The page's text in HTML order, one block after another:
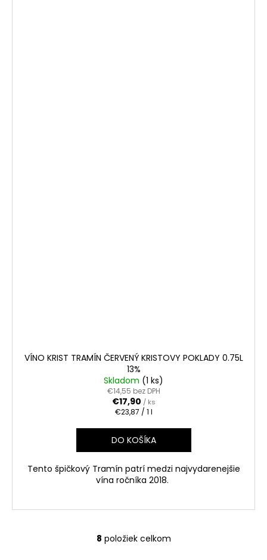
VÍNO KRIST TRAMÍN ČERVENÝ KRISTOVY POKLADY 0.75L
13%
Skladom (1 ks)
€14,55 bez DPH
€17,90 / ks
Jednotková
€23,87 / 1 l
DO KOŠÍKA
Tento špičkový Tramín patrí medzi najvydarenejšie
vína ročníka 2018.
O
8 položiek celkom